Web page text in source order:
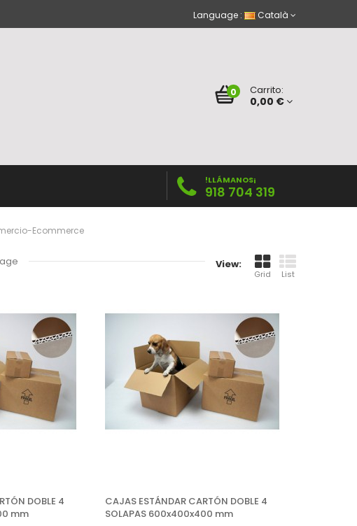
Language : Català
0 Carrito:
0,00 €
!LLÁMANOS¡
918 704 319
Ecommerce
View:
Grid List
DOBLE 4
mm
CAJAS ESTÁNDAR CARTÓN DOBLE 4
SOLAPAS 600x400x400 mm